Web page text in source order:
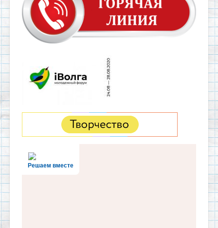
Решаем вместе